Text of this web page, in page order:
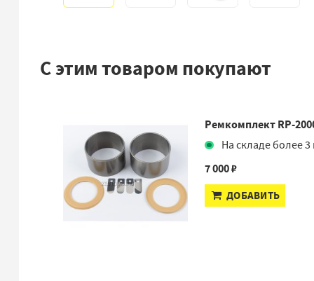
С этим товаром покупают
Ремкомплект RP-
На складе более 3
7 000 ₽
ДОБАВИТЬ